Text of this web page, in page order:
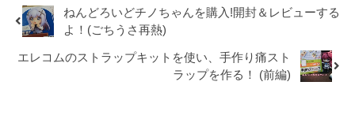
ねんどろいどチノちゃんを購入!開封＆レビューする
よ！(ごちうさ再熱)
エレコムのストラップキットを使い、手作り痛スト
ラップを作る！ (前編)